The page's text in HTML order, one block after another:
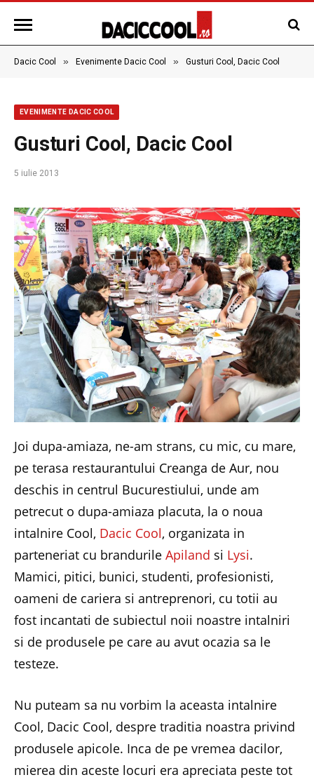
Dacic Cool » Evenimente Dacic Cool » Gusturi Cool, Dacic Cool
EVENIMENTE DACIC COOL
Gusturi Cool, Dacic Cool
5 iulie 2013
Joi dupa-amiaza, ne-am strans, cu mic, cu mare,
pe terasa restaurantului Creanga de Aur, nou
deschis in centrul Bucurestiului, unde am
petrecut o dupa-amiaza placuta, la o noua
intalnire Cool, Dacic Cool, organizata in
parteneriat cu brandurile Apiland si Lysi.
Mamici, pitici, bunici, studenti, profesionisti,
oameni de cariera si antreprenori, cu totii au
fost incantati de subiectul noii noastre intalniri
si de produsele pe care au avut ocazia sa le
testeze.
Nu puteam sa nu vorbim la aceasta intalnire
Cool, Dacic Cool, despre traditia noastra privind
produsele apicole. Inca de pe vremea dacilor,
mierea din aceste locuri era apreciata peste tot